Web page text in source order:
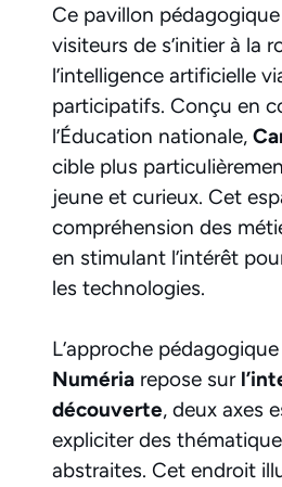
Ce pavillon
visiteurs de s’initier à la
l’intelligence artificielle
participatifs. Conçu en
l’Éducation nationale,
cible plus
jeune et curieux. Cet
compréhension des
en stimulant l’intérêt
les technologies.
L’approche
Numéria repose sur
découverte, deux axes
expliciter des
abstraites. Cet endroit